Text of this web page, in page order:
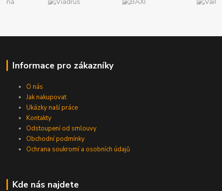
Informace pro zákazníky
O nás
Jak nakupovat
Ukázky naší práce
Kontakty
Odstoupení od smlouvy
Obchodní podmínky
Ochrana soukromí a osobních údajů
Kde nás najdete